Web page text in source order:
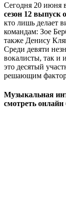
Сегодня 20 июня
сезон 12 выпуск
кто лишь делает
командам: Зое
также Денису
Среди девяти
вокалисты, так и
это десятый
решающим
Музыкальная
смотреть онлайн